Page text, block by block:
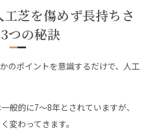
芝を傷めず長持ちさ
つの秘訣
のポイントを意識するだけで、人工
般的に7〜8年とされていますが、
変わってきます。